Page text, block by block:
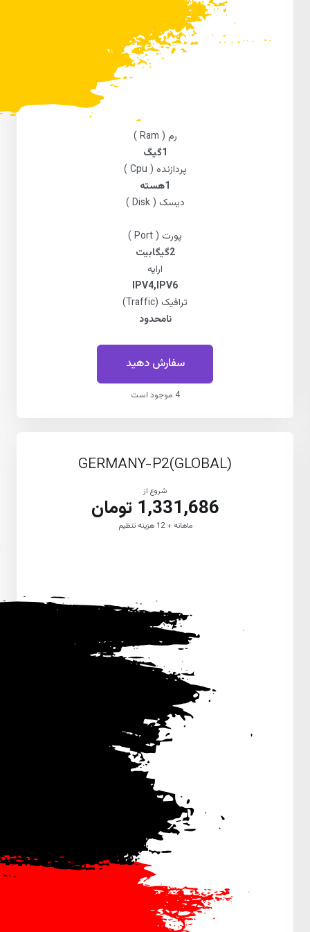
رم ( Ram )
1گیگ
پردازنده ( Cpu )
1هسته
دیسک ( Disk )
پورت ( Port )
2گیگابیت
ارایه
IPV4,IPV6
ترافیک (Traffic)
نامحدود
سفارش دهید
4 موجود است
GERMANY-P2(GLOBAL)
شروع از
1,331,686 تومان
ماهانه + 12 هزینه تنظیم